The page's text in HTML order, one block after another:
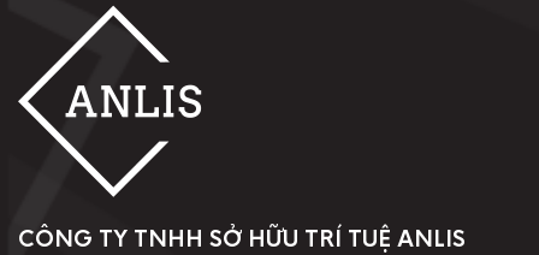
CÔNG TY TNHH SỞ HỮU TRÍ TUỆ ANLIS